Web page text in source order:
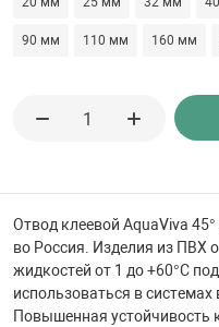
бассейна
Отвод клеевой AquaViva
во Россия. Изделия из ПВХ
жидкостей от 1 до +60°C
использоваться в
Повышенная устойчивость
90 мм 110 мм 160 мм